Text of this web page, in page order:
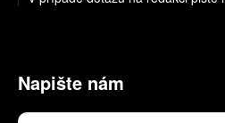
Napište nám